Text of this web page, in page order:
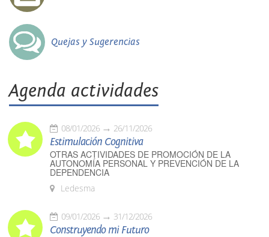
Quejas y Sugerencias
Agenda actividades
08/01/2026 26/11/2026
Estimulación Cognitiva
OTRAS ACTIVIDADES DE PROMOCIÓN DE LA
AUTONOMÍA PERSONAL Y PREVENCIÓN DE LA
DEPENDENCIA
Ledesma
09/01/2026 31/12/2026
Construyendo mi Futuro